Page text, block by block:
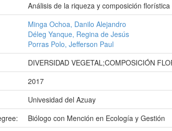
Análisis de la riqueza y composición
Minga Ochoa, Danilo Alejandro
Déleg Yanque, Regina de Jesús
Porras Polo, Jefferson Paul
DIVERSIDAD VEGETAL;COMPOSICIÓN
2017
Univesidad del Azuay
Biólogo con Mención en Ecología y Gestión